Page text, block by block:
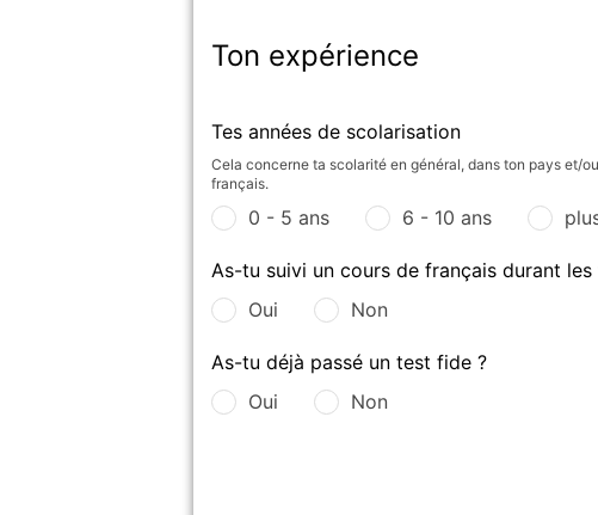
Ton expérience
Tes années de scolarisation
Cela concerne ta scolarité en général, dans ton pays et/
français.
0 - 5 ans 6 - 10 ans
As-tu suivi un cours de français durant
Oui
Non
As-tu déjà passé un test fide ?
Oui
Non